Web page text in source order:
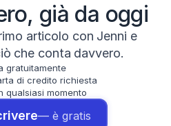
già da oggi
articolo con Jenni e
che conta davvero.
gratuitamente
di credito richiesta
qualsiasi momento
— è gratis